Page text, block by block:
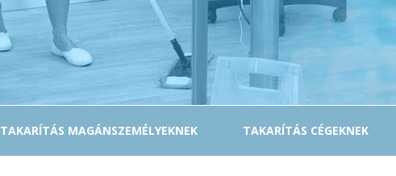
TAKARÍTÁS MAGÁNSZEMÉLYEKNEK TAKARÍTÁS CÉGEKNEK